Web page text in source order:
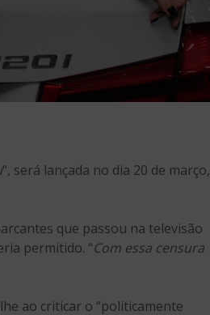
“, será lançada no dia 20 de março,
que passou na televisão
permitido. “Com essa censura
ao criticar o “politicamente